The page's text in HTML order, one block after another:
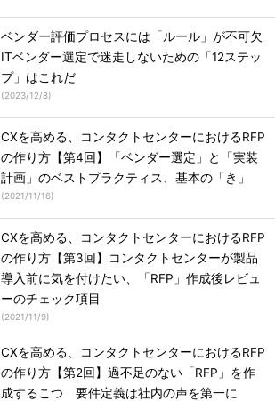
ベンダー評価プロセスには「ルール」が不可欠
ITベンダー選定で迷走しないための「12ステッ
プ」はこれだ
(2023/12/8)
CXを高める、コンタクトセンターにおけるRFP
の作り方【第4回】「ベンダー選定」と「実装
計画」のベストプラクティス、基本の「き」
(2021/11/16)
CXを高める、コンタクトセンターにおけるRFP
の作り方【第3回】コンタクトセンターが製品
導入前に気を付けたい、「RFP」作成後レビュ
ーのチェック項目
(2021/11/9)
CXを高める、コンタクトセンターにおけるRFP
の作り方【第2回】過不足のない「RFP」を作
成するこつ 要件定義は社内の声を第一に